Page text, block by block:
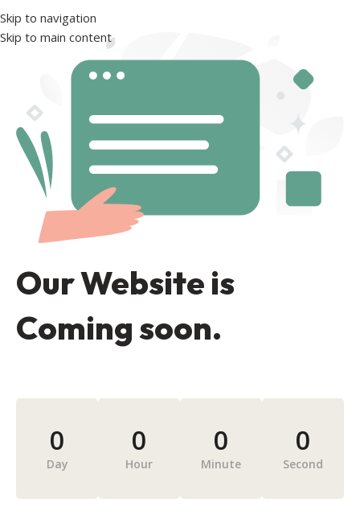
Skip to navigation
Skip to main content
Our Website is
Coming soon.
0
Day
0
Hour
0
Minute
0
Second